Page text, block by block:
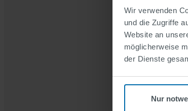
Wir verwenden
und die Zugriffe
Website an
möglicherweise
der Dienste
Nur
Beratung,
Wartung.
Wir bieten Ihnen
Dienstleistungen,
unterstützen.
Projekt oder nur